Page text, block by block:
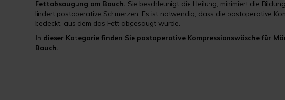
Fettabsaugung am Bauch. Sie beschleunigt die Heilung, minimiert die
lindert postoperative Schmerzen. Es ist notwendig, dass die postoperative
bedeckt, aus dem das Fett abgesaugt wurde.
In dieser Kategorie finden Sie postoperative Kompressionswäsche für
Bauch.